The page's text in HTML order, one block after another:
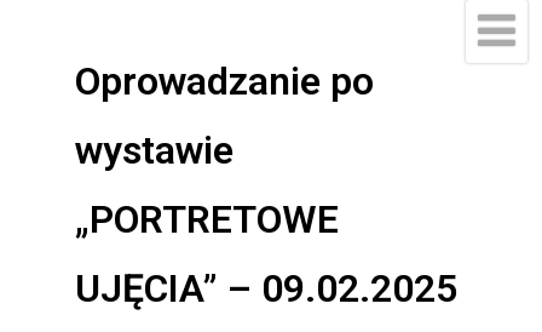
Oprowadzanie po
wystawie
„PORTRETOWE
UJĘCIA” – 09.02.2025